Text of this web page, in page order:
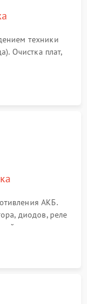
техники
Очистка плат,
и замыканий.
АКБ.
диодов, реле
поиск вздутых
плате.